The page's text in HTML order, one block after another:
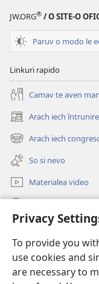
Privacy
To provide you
use cookies and
are necessary to
JW.ORG® / O SITE-O
Paruv o modo le
Linkuri rapido
Camav te aven
Arach iech
(opens
new
window)
Arach iech
(opens
new
window)
So si nevo
Materialea video
(opens
window)Watchtower
(opens